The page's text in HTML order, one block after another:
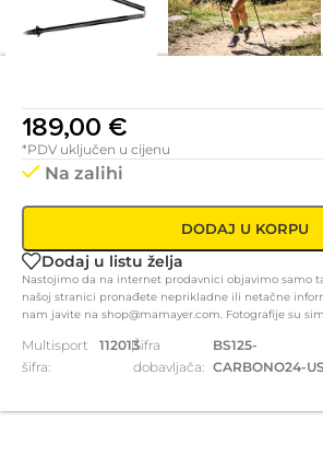
189,00 €
*PDV uključen u cijenu
Na zalihi
DODAJ U KORPU
Dodaj u listu želja
Nastojimo da na internet prodavnici objavimo samo
našoj stranici pronađete neprikladne ili netačne
nam javite na shop@mamayer.com. Fotografije su
Multisport
šifra:
112013
|Šifra
dobavljača:
BS125-
CARBONO24-